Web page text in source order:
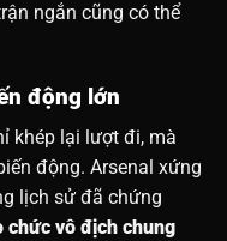
ngắn cũng có thể
động lớn
khép lại lượt đi, mà
động. Arsenal xứng
lịch sử đã chứng
chức vô địch chung